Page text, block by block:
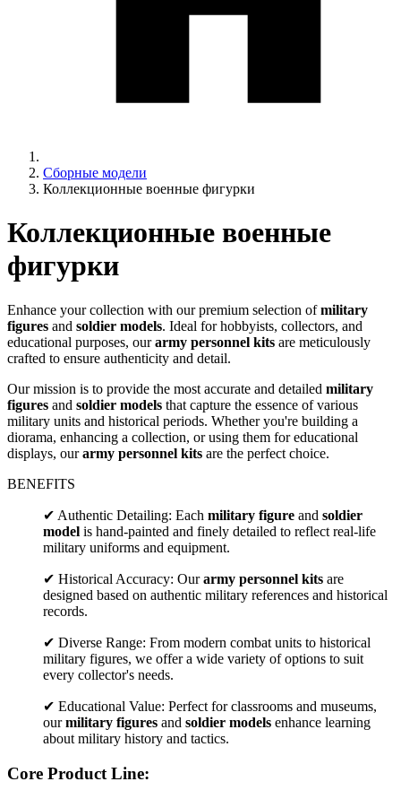
Сборные модели
Коллекционные военные фигурки
Коллекционные военные
фигурки
Enhance your collection with our premium selection ofmilitary
figures and soldier models. Ideal for hobbyists, collectors, and
educational purposes, ourarmy personnel kits are meticulously
crafted to ensure authenticity and detail.
Our mission is to provide the most accurate and detailed military
figures and soldier models that capture the essence of various
military units and historical periods. Whether you're building a
diorama, enhancing a collection, or using them for educational
displays, ourarmy personnel kits are the perfect choice.
BENEFITS
✔ Authentic Detailing: Each military figure and soldier
model is hand-painted and finely detailed to reflect real-life
military uniforms and equipment.
✔ Historical Accuracy: Ourarmy personnel kits are
designed based on authentic military references and historical
records.
✔ Diverse Range: From modern combat units to historical
military figures, we offer a wide variety of options to suit
every collector's needs.
✔ Educational Value: Perfect for classrooms and museums,
ourmilitary figures and soldier models enhance learning
about military history and tactics.
Core Product Line: